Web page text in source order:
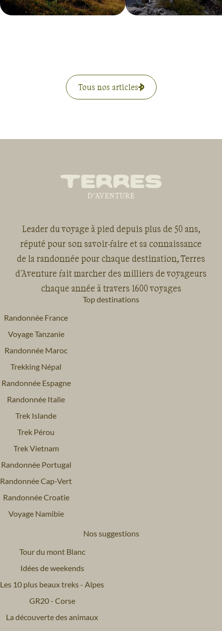
Tous nos articles
Leader du voyage à pied depuis plus de 50 ans,
réputé pour son savoir-faire et sa connaissance
de la randonnée pour chaque destination, Terres
d'Aventure fait marcher des milliers de voyageurs
chaque année à travers 1600 voyages
Top destinations
Randonnée France
Voyage Tanzanie
Randonnée Maroc
Trekking Népal
Randonnée Espagne
Randonnée Italie
Trek Islande
Trek Pérou
Trek Vietnam
Randonnée Portugal
Randonnée Cap-Vert
Randonnée Croatie
Voyage Namibie
Nos suggestions
Tour du mont Blanc
Idées de weekends
Les 10 plus beaux treks - Alpes
GR20 - Corse
La découverte des animaux